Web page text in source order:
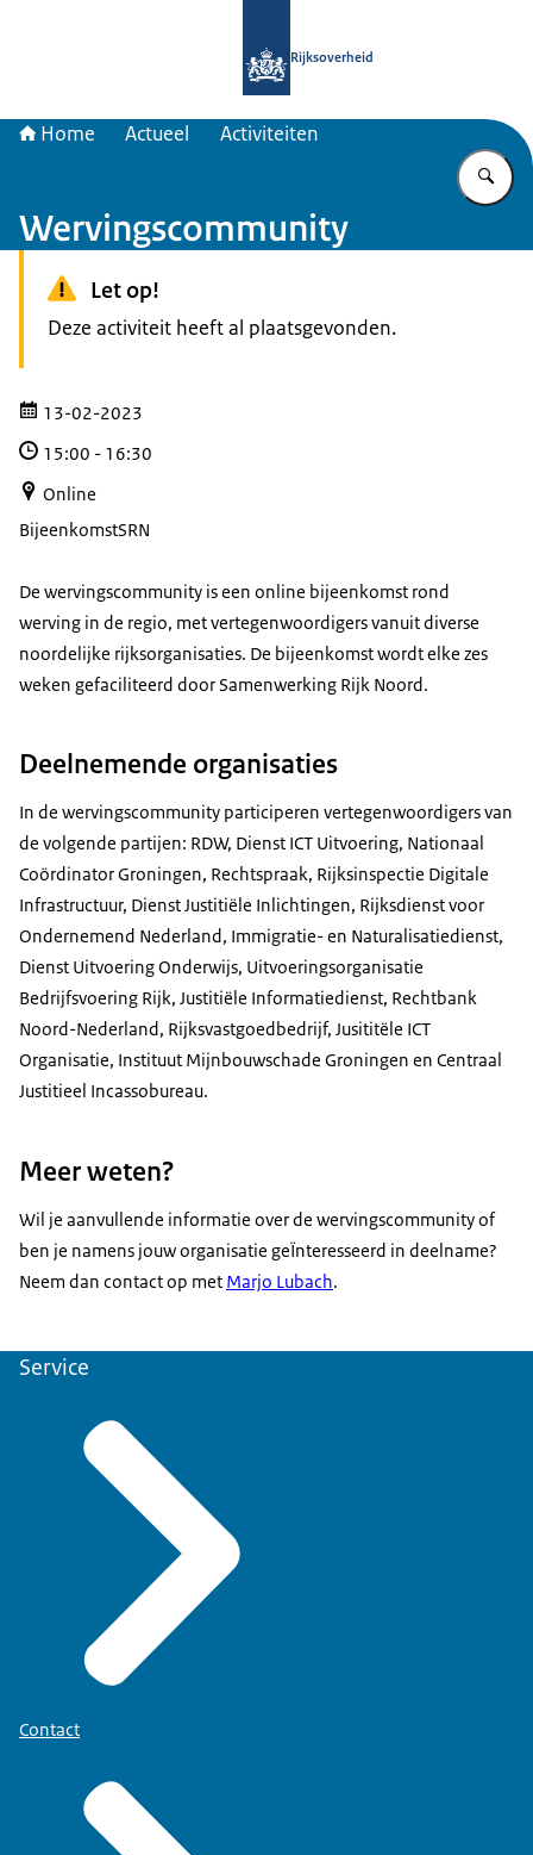
Rijksoverheid
Home Actueel Activiteiten
Wervingscommunity
Let op!
Deze activiteit heeft al plaatsgevonden.
13-02-2023
15:00 - 16:30
Online
BijeenkomstSRN
De wervingscommunity is een online bijeenkomst rond
werving in de regio, met vertegenwoordigers vanuit diverse
noordelijke rijksorganisaties. De bijeenkomst wordt elke zes
weken gefaciliteerd door Samenwerking Rijk Noord.
Deelnemende organisaties
In de wervingscommunity participeren vertegenwoordigers van
de volgende partijen: RDW, Dienst ICT Uitvoering, Nationaal
Coördinator Groningen, Rechtspraak, Rijksinspectie Digitale
Infrastructuur, Dienst Justitiële Inlichtingen, Rijksdienst voor
Ondernemend Nederland, Immigratie- en Naturalisatiedienst,
Dienst Uitvoering Onderwijs, Uitvoeringsorganisatie
Bedrijfsvoering Rijk, Justitiële Informatiedienst, Rechtbank
Noord-Nederland, Rijksvastgoedbedrijf, Jusititële ICT
Organisatie, Instituut Mijnbouwschade Groningen en Centraal
Justitieel Incassobureau.
Meer weten?
Wil je aanvullende informatie over de wervingscommunity of
ben je namens jouw organisatie geÏnteresseerd in deelname?
Neem dan contact op met Marjo Lubach.
Service
Contact